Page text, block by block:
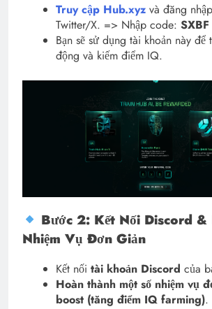
Truy cập Hub.xyz và đăng
Twitter/X. => Nhập code: SXBF
Bạn sẽ sử dụng tài khoản này để
động và kiếm điểm IQ.
Bước 2: Kết Nối Discord
Nhiệm Vụ Đơn Giản
Kết nối tài khoản Discord của
Hoàn thành một số nhiệm vụ
boost (tăng điểm IQ farming).